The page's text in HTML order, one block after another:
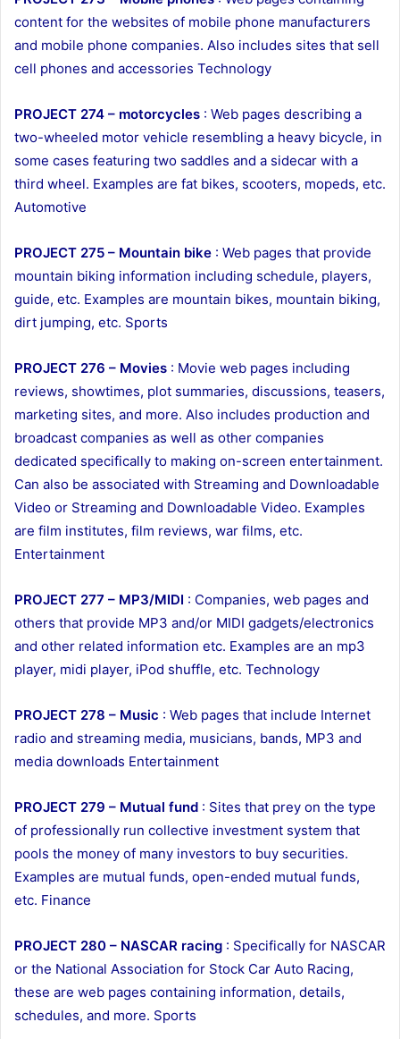
content for the websites of mobile phone manufacturers
and mobile phone companies. Also includes sites that sell
cell phones and accessories Technology
PROJECT 274 – motorcycles : Web pages describing a
two-wheeled motor vehicle resembling a heavy bicycle, in
some cases featuring two saddles and a sidecar with a
third wheel. Examples are fat bikes, scooters, mopeds, etc.
Automotive
PROJECT 275 – Mountain bike : Web pages that provide
mountain biking information including schedule, players,
guide, etc. Examples are mountain bikes, mountain biking,
dirt jumping, etc. Sports
PROJECT 276 – Movies : Movie web pages including
reviews, showtimes, plot summaries, discussions, teasers,
marketing sites, and more. Also includes production and
broadcast companies as well as other companies
dedicated specifically to making on-screen entertainment.
Can also be associated with Streaming and Downloadable
Video or Streaming and Downloadable Video. Examples
are film institutes, film reviews, war films, etc.
Entertainment
PROJECT 277 – MP3/MIDI : Companies, web pages and
others that provide MP3 and/or MIDI gadgets/electronics
and other related information etc. Examples are an mp3
player, midi player, iPod shuffle, etc. Technology
PROJECT 278 – Music : Web pages that include Internet
radio and streaming media, musicians, bands, MP3 and
media downloads Entertainment
PROJECT 279 – Mutual fund : Sites that prey on the type
of professionally run collective investment system that
pools the money of many investors to buy securities.
Examples are mutual funds, open-ended mutual funds,
etc. Finance
PROJECT 280 – NASCAR racing : Specifically for NASCAR
or the National Association for Stock Car Auto Racing,
these are web pages containing information, details,
schedules, and more. Sports